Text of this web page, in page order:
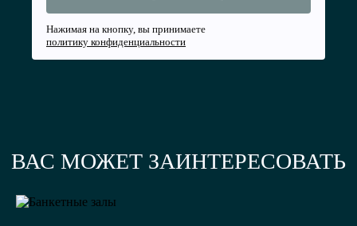
Нажимая на кнопку, вы принимаете
политику конфиденциальности
ВАС МОЖЕТ ЗАИНТЕРЕСОВАТЬ